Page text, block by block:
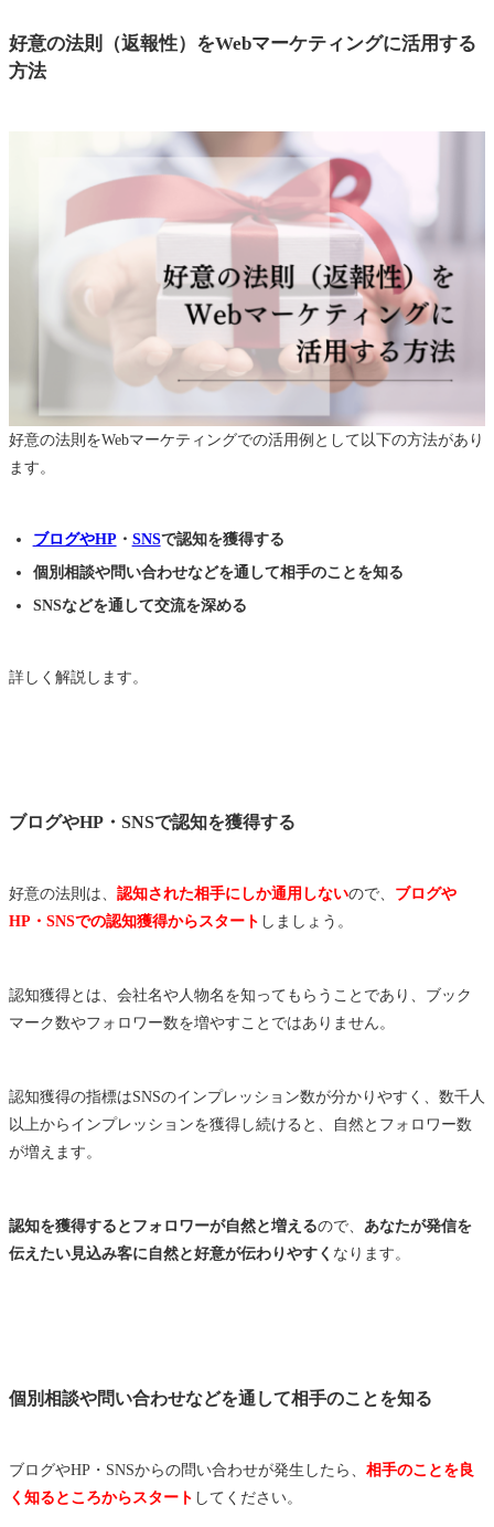
好意の法則（返報性）をWebマーケティングに活用する
方法
好意の法則をWebマーケティングでの活用例として以下の方法があり
ます。
ブログやHP ・ SNSで認知を獲得する
個別相談や問い合わせなどを通して相手のことを知る
SNSなどを通して交流を深める
詳しく解説します。
ブログやHP・SNSで認知を獲得する
好意の法則は、 認知された相手にしか通用しないので、 ブログや
HP・SNSでの認知獲得からスタート しましょう。
認知獲得とは、会社名や人物名を知ってもらうことであり、ブック
マーク数やフォロワー数を増やすことではありません。
認知獲得の指標はSNSのインプレッション数が分かりやすく、数千人
以上からインプレッションを獲得し続けると、自然とフォロワー数
が増えます。
認知を獲得するとフォロワーが自然と増えるので、 あなたが発信を
伝えたい見込み客に自然と好意が伝わりやすく なります。
個別相談や問い合わせなどを通して相手のことを知る
ブログやHP・SNSからの問い合わせが発生したら、 相手のことを良
く知るところからスタート してください。